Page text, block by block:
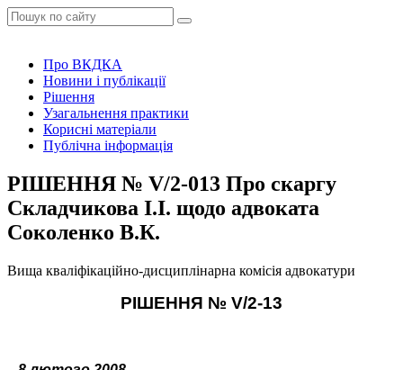
Про ВКДКА
Новини і публікації
Рішення
Узагальнення практики
Корисні матеріали
Публічна інформація
РІШЕННЯ № V/2-013 Про скаргу
Складчикова І.І. щодо адвоката
Соколенко В.К.
Вища кваліфікаційно-дисциплінарна комісія адвокатури
РІШЕННЯ № V/2-13